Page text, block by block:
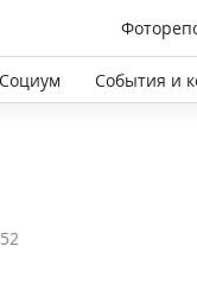
Социум События и